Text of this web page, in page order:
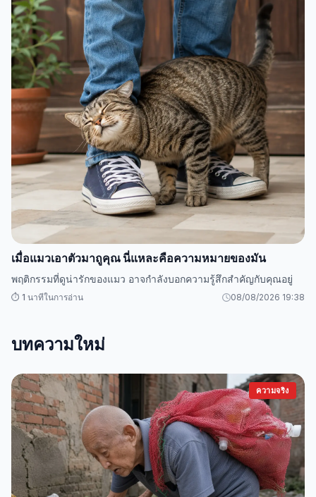
เมื่อแมวเอาตัวมาถูคุณ นี่แหละคือความหมายของมัน
พฤติกรรมที่ดูน่ารักของแมว อาจกำลังบอกความรู้สึกสำคัญกับคุณอยู่
⏱️ 1 นาทีในการอ่าน 08/08/2026 19:38
บทความใหม่
ความจริง